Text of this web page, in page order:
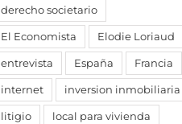
derecho societario
El Economista Elodie Loriaud
entrevista España Francia
internet inversion inmobiliaria
litigio local para vivienda